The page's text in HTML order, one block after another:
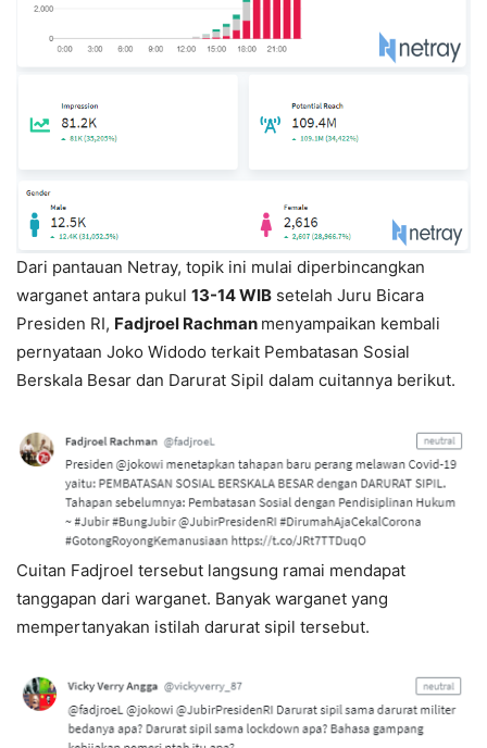
Dari pantauan Netray, topik ini mulai diperbincangkan
warganet antara pukul 13-14 WIB setelah Juru Bicara
Presiden RI, Fadjroel Rachman menyampaikan kembali
pernyataan Joko Widodo terkait Pembatasan Sosial
Berskala Besar dan Darurat Sipil dalam cuitannya berikut.
Cuitan Fadjroel tersebut langsung ramai mendapat
tanggapan dari warganet. Banyak warganet yang
mempertanyakan istilah darurat sipil tersebut.